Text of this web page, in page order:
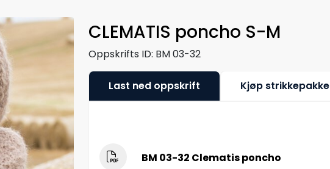
CLEMATIS poncho S-M
Oppskrifts ID: BM 03-32
Last ned oppskrift Kjøp strikkepakke
BM 03-32 Clematis poncho